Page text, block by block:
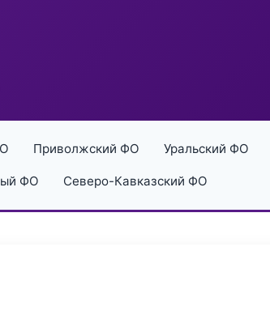
Приволжский ФО Уральский ФО
ФО Северо-Кавказский ФО